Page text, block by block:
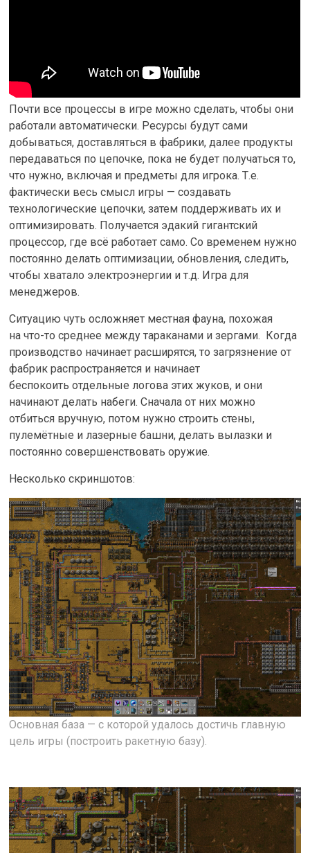
Почти все процессы в игре можно сделать, чтобы они
работали автоматически. Ресурсы будут сами
добываться, доставляться в фабрики, далее продукты
передаваться по цепочке, пока не будет получаться то,
что нужно, включая и предметы для игрока. Т.е.
фактически весь смысл игры — создавать
технологические цепочки, затем поддерживать их и
оптимизировать. Получается эдакий гигантский
процессор, где всё работает само. Со временем нужно
постоянно делать оптимизации, обновления, следить,
чтобы хватало электроэнергии и т.д. Игра для
менеджеров.
Ситуацию чуть осложняет местная фауна, похожая
на что-то среднее между тараканами и зергами. Когда
производство начинает расширятся, то загрязнение от
фабрик распространяется и начинает
беспокоить отдельные логова этих жуков, и они
начинают делать набеги. Сначала от них можно
отбиться вручную, потом нужно строить стены,
пулемётные и лазерные башни, делать вылазки и
постоянно совершенствовать оружие.
Несколько скриншотов:
Основная база — с которой удалось достичь главную
цель игры (построить ракетную базу).